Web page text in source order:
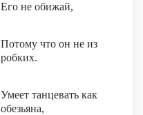
Его не обижай,
Потому что он не из
робких.
Умеет танцевать как
обезьяна,